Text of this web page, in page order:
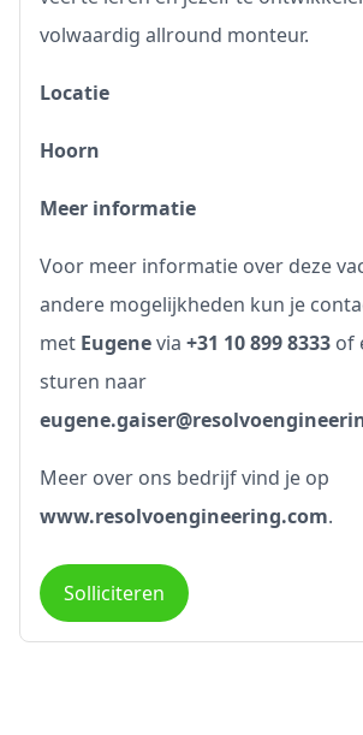
volwaardig allround monteur.
Locatie
Hoorn
Meer informatie
Voor meer informatie over deze
andere mogelijkheden kun je
met Eugenevia +31 10 899 8333 of
sturen naar
Meer over ons bedrijf vind je op
www.resolvoengineering.com.
Solliciteren